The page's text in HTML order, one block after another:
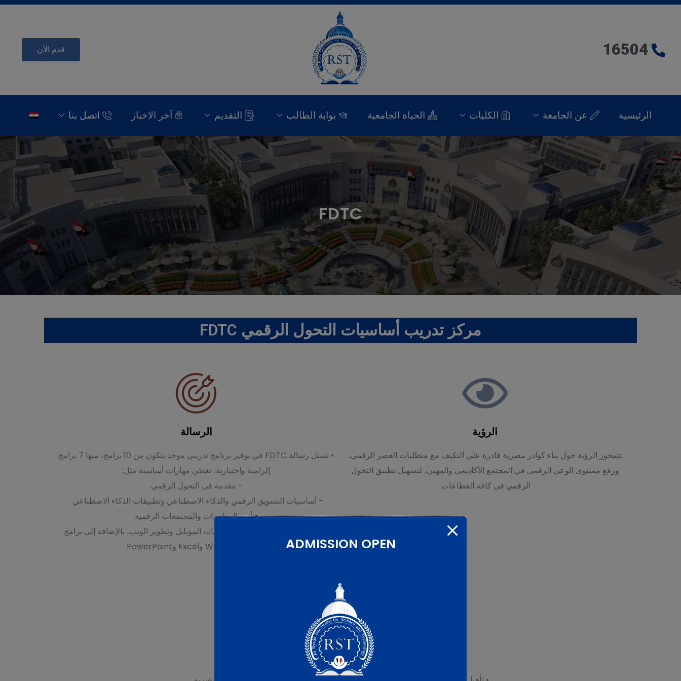
16504 قدم الآن
الرئيسية عن الجامعة الكليات الحياة الجامعية بوابة الطالب التقديم آخر الاخبار اتصل بنا
FDTC
مركز تدريب أساسيات التحول الرقمي FDTC
الرؤية
تتمحور الرؤية حول بناء كوادر مصرية قادرة على التكيف مع متطلبات العصر الرقمي،
ورفع مستوى الوعي الرقمي في المجتمع الأكاديمي والمهني، لتسهيل تطبيق التحول
الرقمي في كافة القطاعات.
الرسالة
• تتمثل رسالة FDTC في توفير برنامج تدريبي موحد يتكون من 10 برامج، منها 7 برامج
إلزامية واختيارية، تغطي مهارات أساسية مثل:
- مقدمة في التحول الرقمي.
- أساسيات التسويق الرقمي والذكاء الاصطناعي وتطبيقات الذكاء الاصطناعي.
- أمن المعلومات والمجتمعات الرقمية.
- التعامل مع قواعد البيانات وتطبيقات الموبايل وتطوير الويب، بالإضافة إلى برامج
الأهداف
ADMISSION OPEN